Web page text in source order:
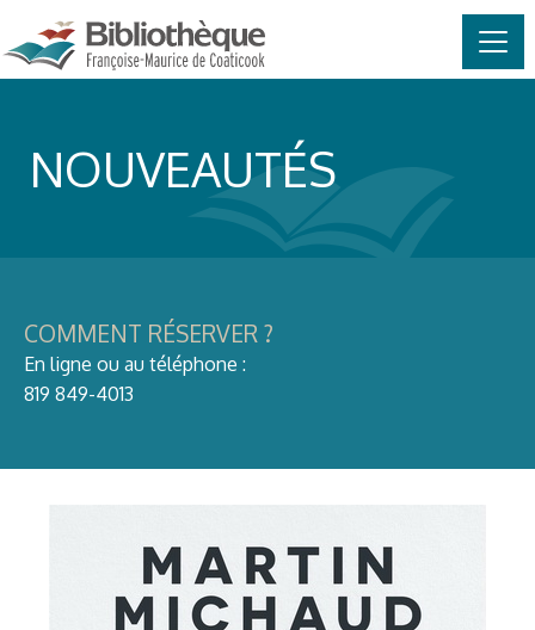
Skip to content
MAIN NAVIGATION
NOUVEAUTÉS
COMMENT RÉSERVER ?
En ligne ou au téléphone :
819 849-4013